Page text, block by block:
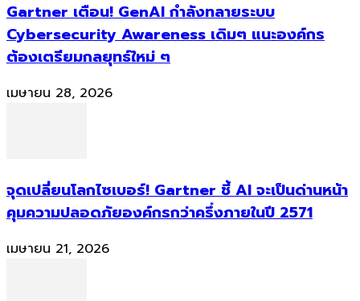
Gartner เตือน! GenAI กำลังทลายระบบ
Cybersecurity Awareness เดิมๆ แนะองค์กร
ต้องเตรียมกลยุทธ์ใหม่ ๆ
เมษายน 28, 2026
จุดเปลี่ยนโลกไซเบอร์! Gartner ชี้ AI จะเป็นด่านหน้า
คุมความปลอดภัยองค์กรกว่าครึ่งภายในปี 2571
เมษายน 21, 2026